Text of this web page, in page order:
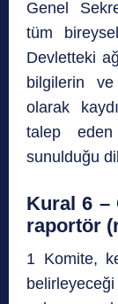
Genel
tüm
Devletteki
bilgilerin
olarak
talep
sunulduğu
Kural 6 –
raportör
1 Komite,